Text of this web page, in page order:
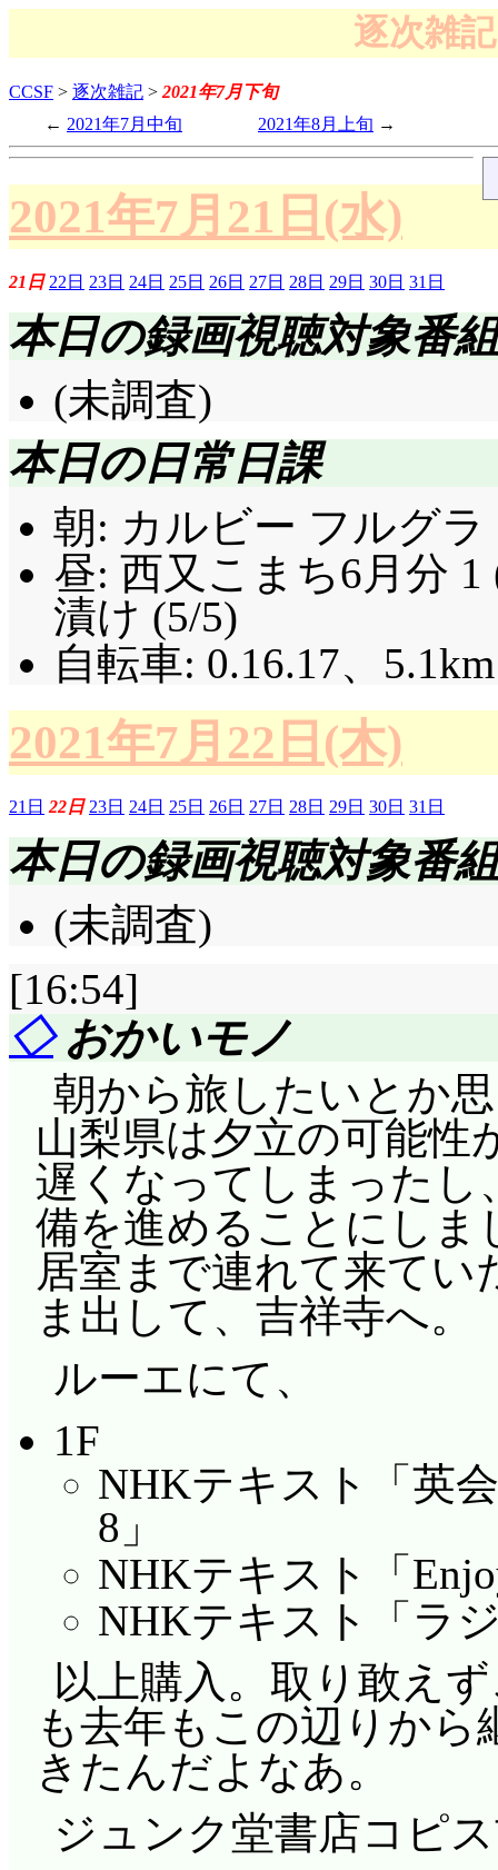
逐次雑
CCSF > 逐次雑記 >2021年7月下旬
2021年7月中旬
2021年8月上旬
2021年7月21日(水)
21日 22日 23日 24日 25日 26日 27日 28日 29日 30日 31日
本日の録画視聴対象番組
(未調査)
本日の日常日課
朝: カルビー フルグラ
昼: 西又こまち6月分
漬け (5/5)
自転車: 0.16.17、
2021年7月22日(木)
21日 22日 23日 24日 25日 26日 27日 28日 29日 30日 31日
本日の録画視聴対象番組
(未調査)
[16:54]
◇おかいモノ
朝から旅したいとか
山梨県は夕立の可能性
遅くなってしまったし
備を進めることにしま
居室まで連れて来て
ま出して、吉祥寺へ。
ルーエにて、
1F
NHKテキスト「英
8」
NHKテキスト「
NHKテキスト「ラ
以上購入。取り敢え
も去年もこの辺りか
きたんだよなあ。
ジュンク堂書店コピ